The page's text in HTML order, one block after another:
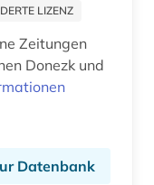
(1)
LIZENZ
Zeitungen
Donezk und
Datenbank